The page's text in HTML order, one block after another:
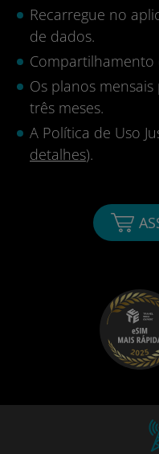
Recarregue no
de dados.
Os planos
três meses.
A Política de Uso
detalhes).